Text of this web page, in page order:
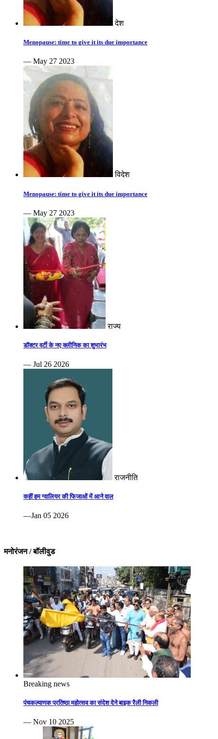
देश
Menopause: time to give it its due importance
— May 27 2023
विदेश
Menopause: time to give it its due importance
— May 27 2023
राज्य
डॉक्टर वर्टी के नए क्लीनिक का शुभारंभ
— Jul 26 2026
राजनीति
कहीं हम ग्वालियर की फिजाओं में आने वाल
—Jan 05 2026
मनोरंजन / बॉलीवुड
Breaking news
पंचकल्याणक प्रतिष्ठा महोत्सव का संदेश देने बाइक रैली निकली
— Nov 10 2025